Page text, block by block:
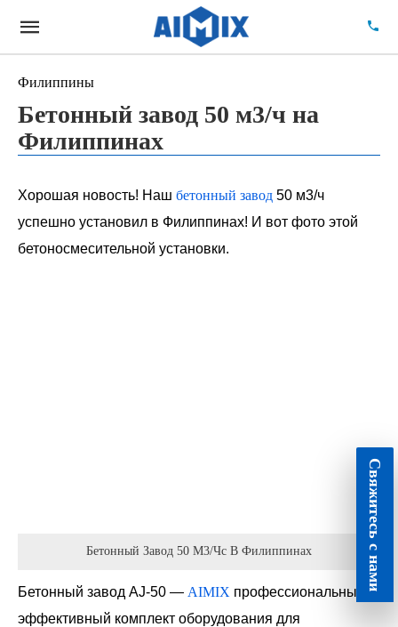
Филиппины
Бетонный завод 50 м3/ч на
Филиппинах
Хорошая новость! Наш бетонный завод 50 м3/ч
успешно установил в Филиппинах! И вот фото этой
бетоносмесительной установки.
Бетонный Завод 50 М3/чс В Филиппинах
Бетонный завод AJ-50 — AIMIX профессиональный и
эффективный комплект оборудования для
Свяжитесь с нами